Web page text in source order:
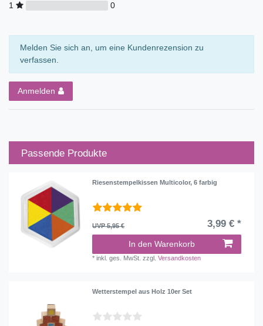
1
0
Melden Sie sich an, um eine Kundenrezension zu
verfassen.
Anmelden
Passende Produkte
Riesenstempelkissen Multicolor, 6 farbig
UVP 5,95 € 3,99 € *
In den Warenkorb
*inkl. ges. MwSt. zzgl.Versandkosten
Wetterstempel aus Holz 10er Set